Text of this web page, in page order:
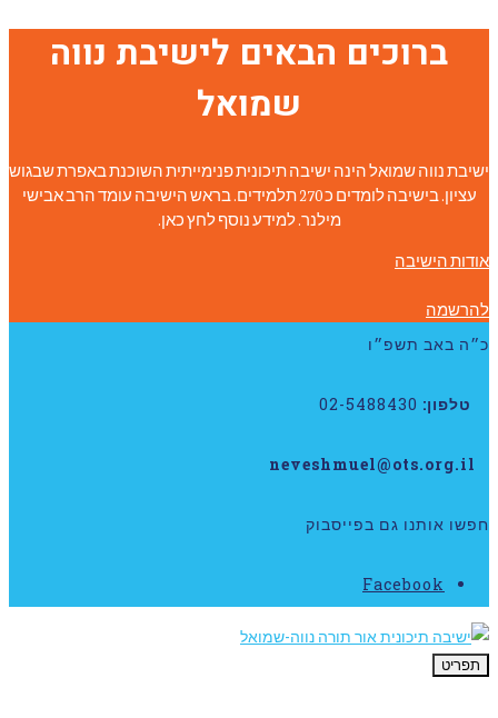
ברוכים הבאים לישיבת נווה
שמואל
ישיבת נווה שמואל הינה ישיבה תיכונית פנימייתית השוכנת באפרת שבגוש
עציון. בישיבה לומדים כ 270 תלמידים. בראש הישיבה עומד הרב אבישי
מילנר. למידע נוסף לחץ כאן.
אודות הישיבה
להרשמה
כ״ה באב תשפ״ו
טלפון:
חפשו אותנו גם בפייסבוק
Facebook
תפריט